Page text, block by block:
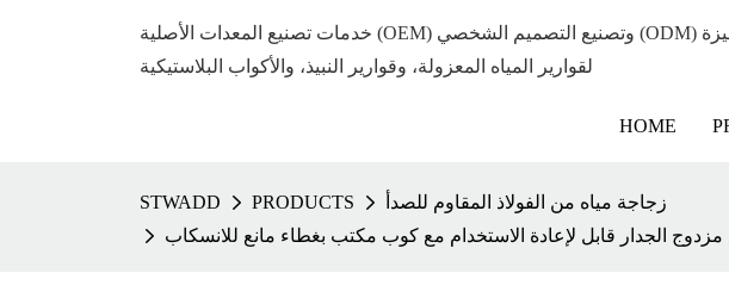
خدمات تصنيع المعدات الأصلية (OEM) وتصنيع التصميم الشخصي (ODM) المتميزة
لقوارير المياه المعزولة، وقوارير النبيذ، والأكواب البلاستيكية
HOME
STWADD PRODUCTS
زجاجة مياه من الفولاذ المقاوم للصدأ
الجدار قابل لإعادة الاستخدام مع كوب مكتب بغطاء مانع للانسكاب